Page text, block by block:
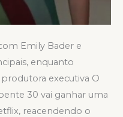
Emily Bader e
enquanto
executiva O
30 vai ganhar uma
reacendendo o